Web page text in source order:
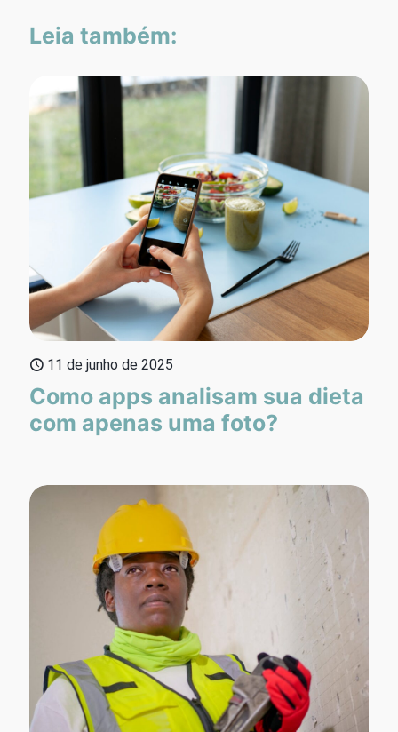
Leia também:
11 de junho de 2025
Como apps analisam sua dieta
com apenas uma foto?